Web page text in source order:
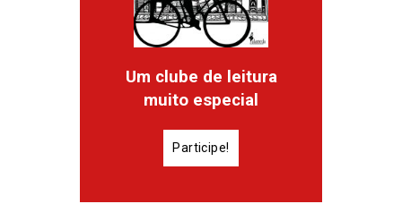
Um clube de leitura
muito especial
Participe!